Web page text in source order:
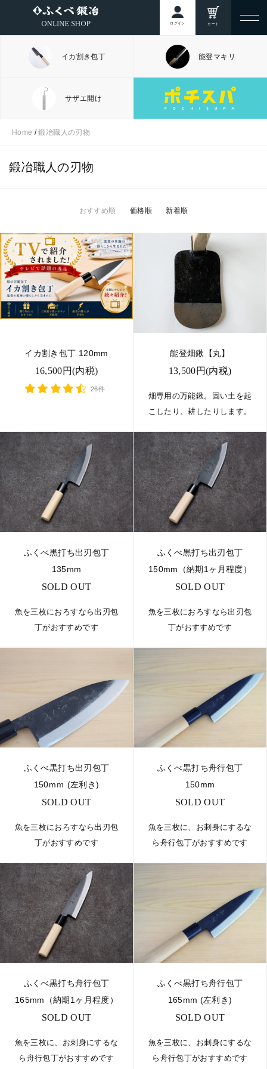
ログイン カート
イカ割き包丁 能登マキリ
サザエ開け
Home /鍛冶職人の刃物
鍛冶職人の刃物
おすすめ順 価格順 新着順
イカ割き包丁 120mm
16,500円(内税)
26件
能登畑鍬【丸】
13,500円(内税)
畑専用の万能鍬。固い土を起
こしたり、耕したりします。
ふくべ黒打ち出刃包丁
135mm
SOLD OUT
魚を三枚におろすなら出刃包
丁がおすすめです
ふくべ黒打ち出刃包丁
150mm（納期1ヶ月程度）
SOLD OUT
魚を三枚におろすなら出刃包
丁がおすすめです
ふくべ黒打ち出刃包丁
150mｍ (左利き)
SOLD OUT
魚を三枚におろすなら出刃包
丁がおすすめです
ふくべ黒打ち舟行包丁
150mm
SOLD OUT
魚を三枚に、お刺身にするな
ら舟行包丁がおすすめです
ふくべ黒打ち舟行包丁
165mm（納期1ヶ月程度）
SOLD OUT
魚を三枚に、お刺身にするな
ら舟行包丁がおすすめです
ふくべ黒打ち舟行包丁
165mm (左利き)
SOLD OUT
魚を三枚に、お刺身にするな
ら舟行包丁がおすすめです